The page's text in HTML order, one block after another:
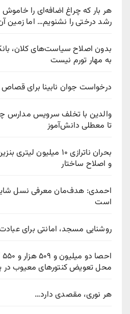
هر بار که چراغ اضافه‌ای را
رشد درختی را نشنویم… اما زمین
بدون اصلاح سیاست‌های کلان،
به مهار تورم نیست
درخواست جوان نابینا برای
والدین با تخلف سرویس مدارس
تا معطلی دانش‌آموز
بحران ناترازی ۱۰
و اصلاح ساختار
احمدی: هدف‌مان معرفی نسل
است
روشنایی مسجد، امانتی برای
محل تعویض کنتورهای معیوب در
هر نوری، مقصدی دارد…